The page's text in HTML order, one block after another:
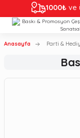
1000₺ ve
Anasayfa Parti &